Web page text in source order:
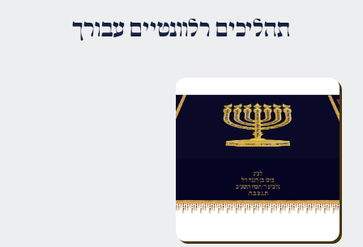
תהליכים רלוונטיים עבורך